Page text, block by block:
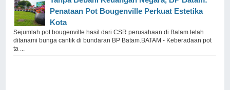
Penataan Pot Bougenville Perkuat Estetika
Kota
Sejumlah pot bougenville hasil dari CSR perusahaan di Batam telah
ditanami bunga cantik di bundaran BP Batam.BATAM - Keberadaan pot
ta ...